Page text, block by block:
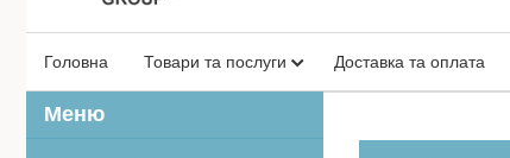
Головна Товари та послуги Доставка та оплата